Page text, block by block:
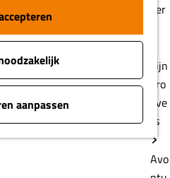
aanpassen
ber
Fijn
pro
eve
rs
Avo